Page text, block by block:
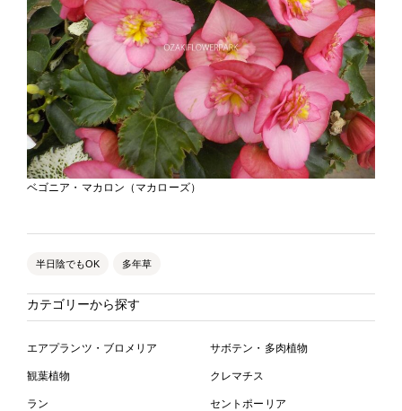
ベゴニア・マカロン（マカローズ）
半日陰でもOK 多年草
カテゴリーから探す
エアプランツ・ブロメリア サボテン・多肉植物
観葉植物 クレマチス
ラン セントポーリア